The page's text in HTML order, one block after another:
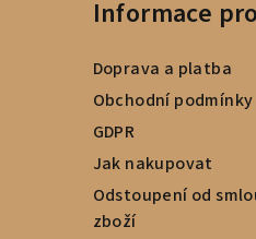
Informace
Doprava a platba
Obchodní podmínky
GDPR
Jak nakupovat
Odstoupení od
zboží